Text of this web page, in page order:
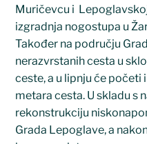
Muričevcu i
izgradnja nogostupa u
Također na području
nerazvrstanih cesta u
ceste, a u lipnju će
metara cesta. U skladu s
rekonstrukciju
Grada Lepoglave, a